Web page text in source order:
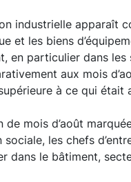
industrielle apparaît
et les biens
en particulier dans les
aux mois
à ce qui était
de mois d’août
sociale, les chefs
dans le bâtiment,